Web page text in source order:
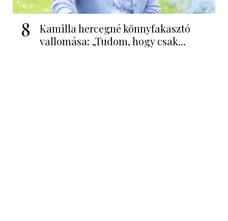
8
Kamilla hercegné könnyfakasztó
vallomása: „Tudom, hogy csak...